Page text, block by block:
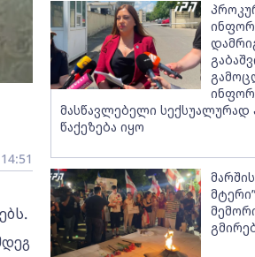
მასწავლებელი
წაქეზება იყო